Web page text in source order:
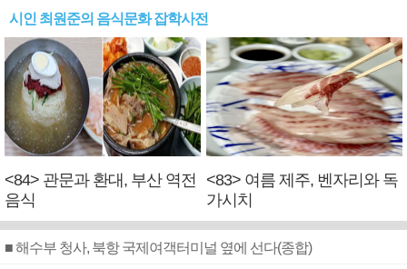
시인 최원준의 음식문화 잡학사전
<84> 관문과 환대, 부산 역전
음식
<83> 여름 제주, 벤자리와 독
가시치
■ 해수부 청사, 북항 국제여객터미널 옆에 선다(종합)